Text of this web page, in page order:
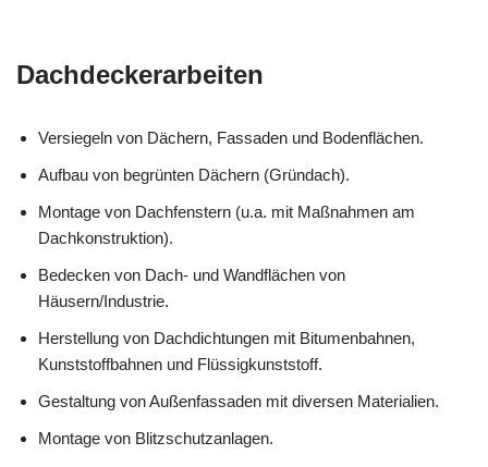
Dachdeckerarbeiten
Versiegeln von Dächern, Fassaden und Bodenflächen.
Aufbau von begrünten Dächern (Gründach).
Montage von Dachfenstern (u.a. mit Maßnahmen am
Dachkonstruktion).
Bedecken von Dach- und Wandflächen von
Häusern/Industrie.
Herstellung von Dachdichtungen mit Bitumenbahnen,
Kunststoffbahnen und Flüssigkunststoff.
Gestaltung von Außenfassaden mit diversen Materialien.
Montage von Blitzschutzanlagen.